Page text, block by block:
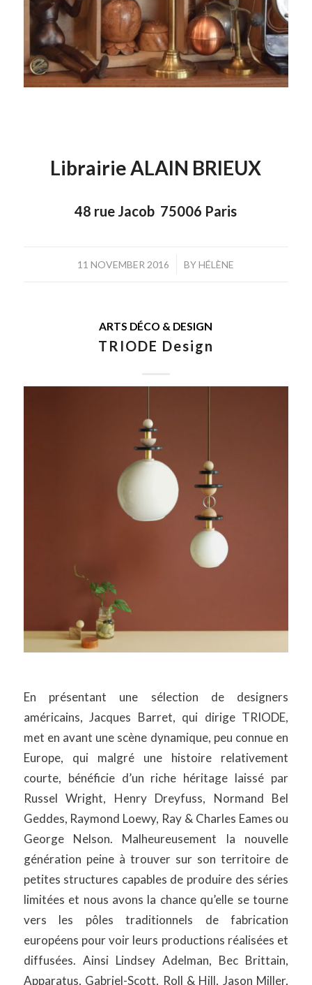
Librairie ALAIN BRIEUX
48 rue Jacob 75006 Paris
11 NOVEMBER 2016
/ BYHÉLÈNE
ARTS DÉCO & DESIGN
TRIODE Design
En présentant une sélection de designers
américains, Jacques Barret, qui dirige TRIODE,
met en avant une scène dynamique, peu connue en
Europe, qui malgré une histoire relativement
courte, bénéficie d’un riche héritage laissé par
Russel Wright, Henry Dreyfuss, Normand Bel
Geddes, Raymond Loewy, Ray & Charles Eames ou
George Nelson. Malheureusement la nouvelle
génération peine à trouver sur son territoire de
petites structures capables de produire des séries
limitées et nous avons la chance qu’elle se tourne
vers les pôles traditionnels de fabrication
européens pour voir leurs productions réalisées et
diffusées. Ainsi Lindsey Adelman, Bec Brittain,
Apparatus, Gabriel-Scott, Roll & Hill, Jason Miller,